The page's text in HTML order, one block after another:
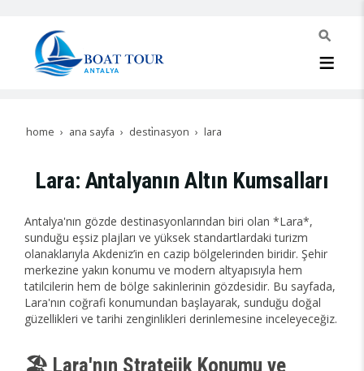
home ana sayfa desti̇nasyon lara
Lara: Antalyanın Altın Kumsalları
Antalya'nın gözde destinasyonlarından biri olan *Lara*,
sunduğu eşsiz plajları ve yüksek standartlardaki turizm
olanaklarıyla Akdeniz’in en cazip bölgelerinden biridir. Şehir
merkezine yakın konumu ve modern altyapısıyla hem
tatilcilerin hem de bölge sakinlerinin gözdesidir. Bu sayfada,
Lara'nın coğrafi konumundan başlayarak, sunduğu doğal
güzellikleri ve tarihi zenginlikleri derinlemesine inceleyeceğiz.
🏖️ Lara'nın Stratejik Konumu ve